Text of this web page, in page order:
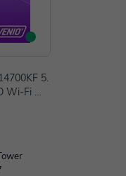
5.
Wi-Fi Wi